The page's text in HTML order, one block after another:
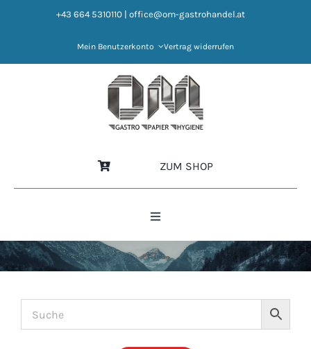
+43 664 5310110 office@om-gastrohandel.at
Mein Benutzerkonto Vertrag widerrufen
ZUM SHOP
Toggle
HOME
NEWS